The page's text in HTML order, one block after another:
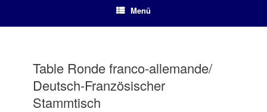
Menü
Table Ronde franco-allemande/
Deutsch-Französischer
Stammtisch